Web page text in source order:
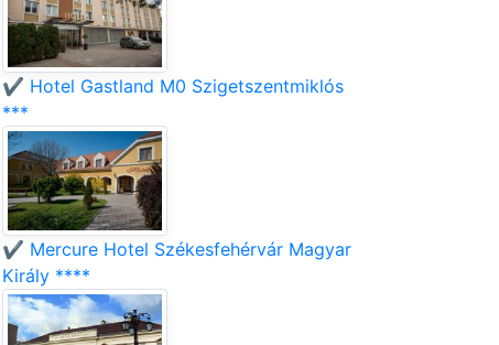
✔️ Hotel Gastland M0 Szigetszentmiklós
***
✔️ Mercure Hotel Székesfehérvár Magyar
Király ****